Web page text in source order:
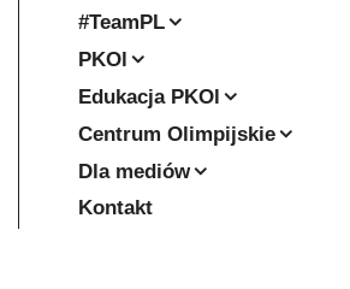
#TeamPL
PKOl
Edukacja PKOl
Centrum Olimpijskie
Dla mediów
Kontakt